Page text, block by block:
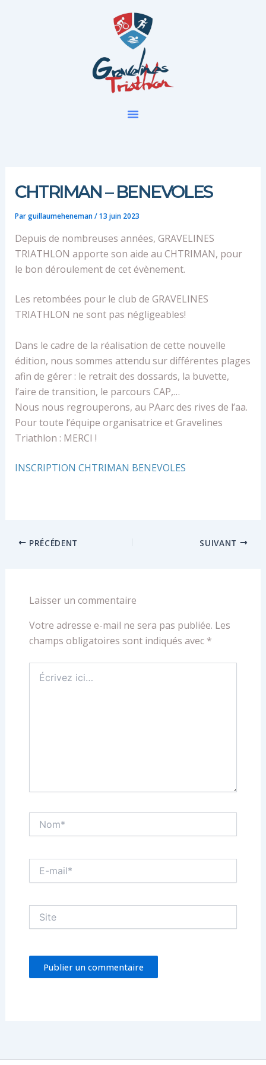
CHTRIMAN – BENEVOLES
Parguillaumeheneman/13 juin 2023
Depuis de nombreuses années, GRAVELINES
TRIATHLON apporte son aide au CHTRIMAN, pour
le bon déroulement de cet évènement.
Les retombées pour le club de GRAVELINES
TRIATHLON ne sont pas négligeables!
Dans le cadre de la réalisation de cette nouvelle
édition, nous sommes attendu sur différentes plages
afin de gérer : le retrait des dossards, la buvette,
l’aire de transition, le parcours CAP,…
Nous nous regrouperons, au PAarc des rives de l’aa.
Pour toute l’équipe organisatrice et Gravelines
Triathlon : MERCI !
INSCRIPTION CHTRIMAN BENEVOLES
PRÉCÉDENT SUIVANT
Laisser un commentaire
Votre adresse e-mail ne sera pas publiée. Les
champs obligatoires sont indiqués avec *
ici…
mail*